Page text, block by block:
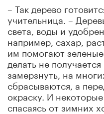
– Так дерево
учительница. –
света, воды и
например, сахар,
им помогают
делать не
замерзнуть, на
сбрасываются, а
окраску. И
спасаясь от зимних